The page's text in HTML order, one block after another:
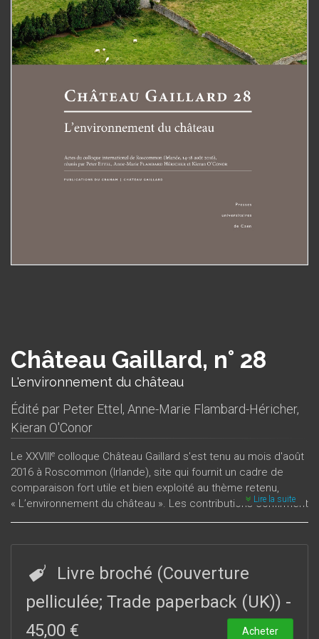
Château Gaillard, n° 28
L'environnement du château
Édité par Peter Ettel , Anne-Marie Flambard-Héricher,
Kieran O'Conor
Le XXVIII e colloque Château Gaillard s'est tenu au mois d'août
2016 à Roscommon (Irlande), site qui fournit un cadre de
comparaison fort utile et bien exploité au thème retenu,
« L’environnement du château ». Les contributions confirment
les grandes avancées de la recherche européenne dans le
pu construire, avec des objectifs bien précis de valorisation
du pouvoir, le paysage qui entoure le château, les études qui
composent cet ouvrage s’attachent également à
l’implantation initiale de la forteresse dans un paysage choisi,
à une altitude bien définie, ou près de certains lieux
Lire la suite
Livre broché (Couverture
pelliculée; Trade paperback (UK)) -
45,00 €
Acheter